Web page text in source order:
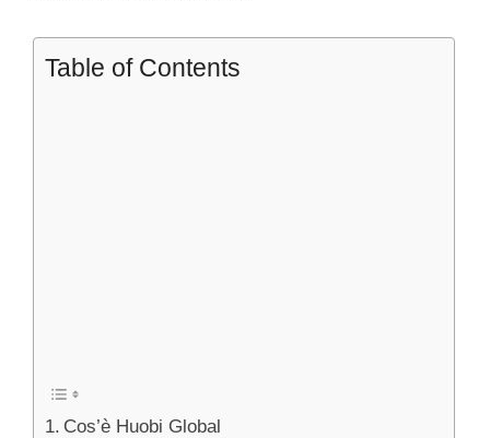
Table of Contents
Cos’è Huobi Global